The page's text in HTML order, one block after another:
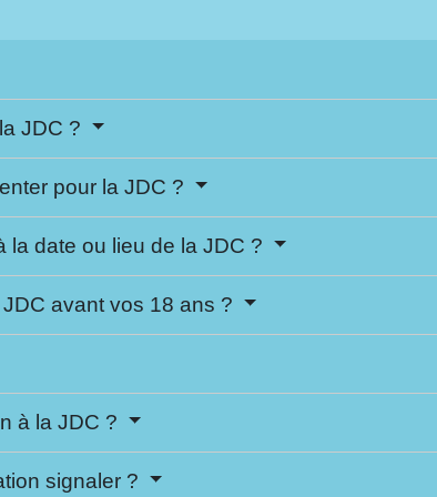
JDC ?
pour la JDC ?
la date ou lieu de la JDC ?
avant vos 18 ans ?
à la JDC ?
signaler ?